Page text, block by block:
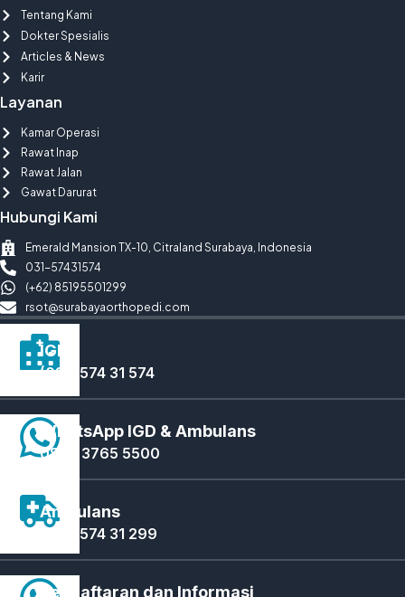
Tentang Kami
Dokter Spesialis
Articles & News
Karir
Layanan
Kamar Operasi
Rawat Inap
Rawat Jalan
Gawat Darurat
Hubungi Kami
Emerald Mansion TX-10, Citraland Surabaya, Indonesia
031-57431574
(+62) 85195501299
rsot@surabayaorthopedi.com
IGD
(031) 574 31 574
WhatsApp IGD & Ambulans
0823 3765 5500
Ambulans
(031) 574 31 299
Pendaftaran dan Informasi